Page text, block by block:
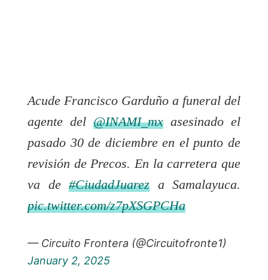
Acude Francisco Garduño a funeral del
agente del @INAMI_mx asesinado el
pasado 30 de diciembre en el punto de
revisión de Precos. En la carretera que
va de #CiudadJuarez a Samalayuca.
pic.twitter.com/z7pXSGPCHa
— Circuito Frontera (@Circuitofronte1)
January 2, 2025